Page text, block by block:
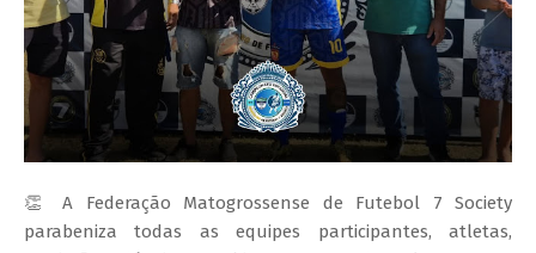
👏 A Federação Matogrossense de Futebol 7 Society
parabeniza todas as equipes participantes, atletas,